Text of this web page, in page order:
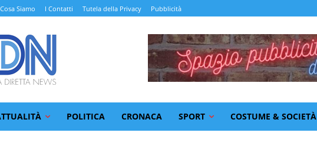
Cosa Siamo I Contatti Tutela della Privacy Pubblicità
POLITICA CRONACA SPORT COSTUME & SOCIETÀ